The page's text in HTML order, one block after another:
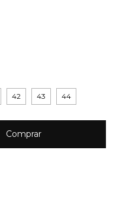
42 43 44